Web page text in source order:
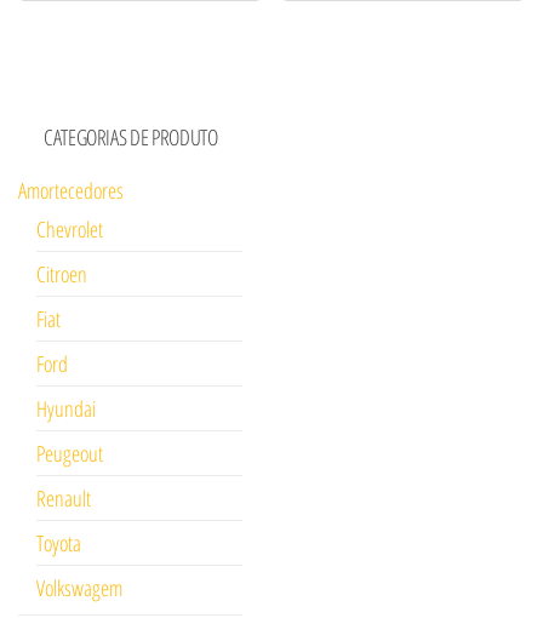
CATEGORIAS DE PRODUTO
Amortecedores
Chevrolet
Citroen
Fiat
Ford
Hyundai
Peugeout
Renault
Toyota
Volkswagem